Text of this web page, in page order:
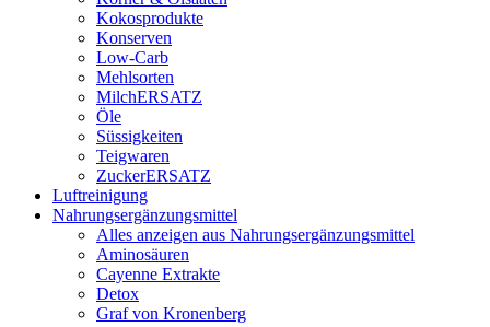
Kokosprodukte
Konserven
Low-Carb
Mehlsorten
MilchERSATZ
Öle
Süssigkeiten
Teigwaren
ZuckerERSATZ
Luftreinigung
Nahrungsergänzungsmittel
Alles anzeigen aus Nahrungsergänzungsmittel
Aminosäuren
Cayenne Extrakte
Detox
Graf von Kronenberg